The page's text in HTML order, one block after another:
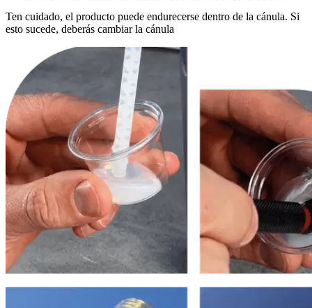
Ten cuidado, el producto puede endurecerse dentro de la cánula. Si
esto sucede, deberás cambiar la cánula